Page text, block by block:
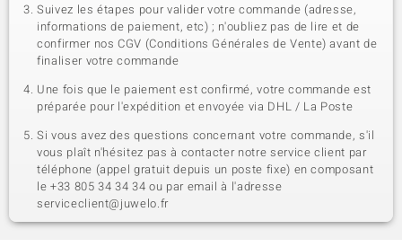
Suivez les étapes pour valider votre commande (adresse,
informations de paiement, etc) ; n'oubliez pas de lire et de
confirmer nos CGV (Conditions Générales de Vente) avant de
finaliser votre commande
Une fois que le paiement est confirmé, votre commande est
préparée pour l'expédition et envoyée via DHL / La Poste
Si vous avez des questions concernant votre commande, s'il
vous plaît n'hésitez pas à contacter notre service client par
téléphone (appel gratuit depuis un poste fixe) en composant
le +33 805 34 34 34 ou par email à l'adresse
serviceclient@juwelo.fr